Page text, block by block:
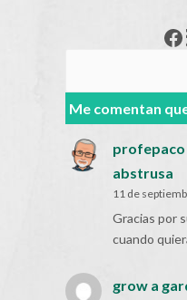
Me comentan
profepaco
abstrusa
11 de
Gracias por
cuando
grow a